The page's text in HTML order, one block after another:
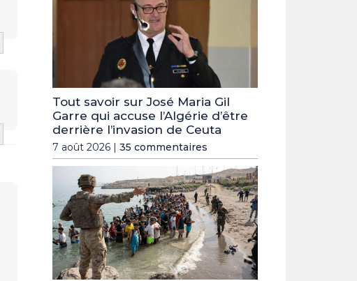
Tout savoir sur José Maria Gil
Garre qui accuse l’Algérie d’être
derrière l’invasion de Ceuta
7 août 2026 | 35 commentaires